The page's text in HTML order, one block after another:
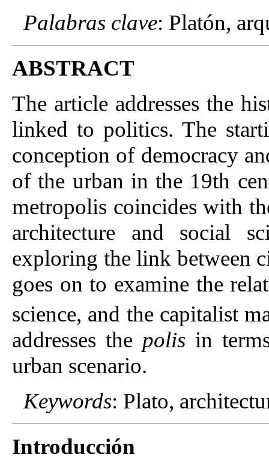
Palabras clave: Platón,
ABSTRACT
The article addresses the
linked to politics. The
conception of democracy
of the urban in the 19th
metropolis coincides with
architecture and social
exploring the link between
goes on to examine the
science, and the capitalist
addresses the polis in
urban scenario.
Keywords: Plato,
Introducción